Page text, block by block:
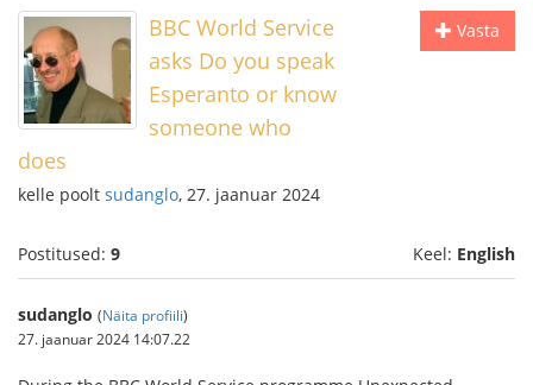
Vasta
BBC World Service
asks Do you speak
Esperanto or know
someone who
does
kelle poolt sudanglo, 27. jaanuar 2024
Postitused: 9 Keel: English
sudanglo (Näita profiili)
27. jaanuar 2024 14:07.22